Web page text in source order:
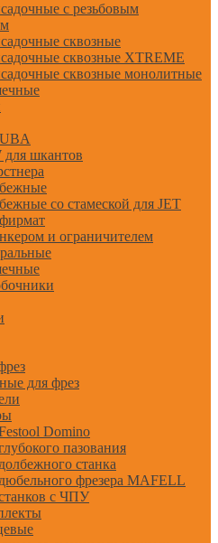
с резьбовым
сквозные
сквозные XTREME
сквозные монолитные
шкантов
со стамеской для JET
и ограничителем
для фрез
Domino
пазования
станка
фрезера MAFELL
с ЧПУ